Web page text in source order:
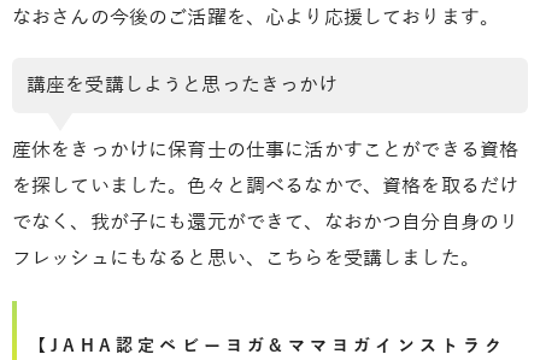
なおさんの今後のご活躍を、心より応援しております。
講座を受講しようと思ったきっかけ
産休をきっかけに保育士の仕事に活かすことができる資格
を探していました。色々と調べるなかで、資格を取るだけ
でなく、我が子にも還元ができて、なおかつ自分自身のリ
フレッシュにもなると思い、こちらを受講しました。
【JAHA認定ベビーヨガ&ママヨガインストラク